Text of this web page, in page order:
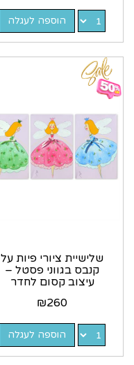
הוספה לעגלה
שלישיית ציורי פיות על
קנבס בגווני פסטל –
עיצוב קסום לחדר
₪260
הוספה לעגלה